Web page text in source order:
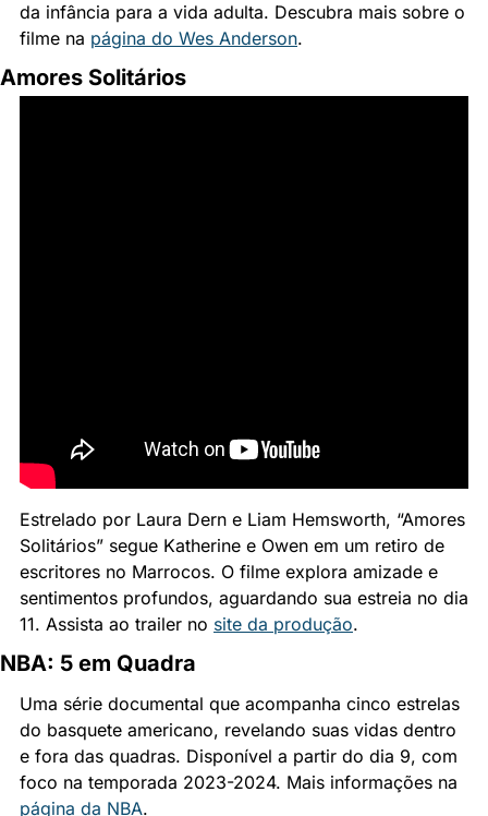
da infância para a vida adulta. Descubra mais sobre o
filme na página do Wes Anderson.
Amores Solitários
Estrelado por Laura Dern e Liam Hemsworth, “Amores
Solitários” segue Katherine e Owen em um retiro de
escritores no Marrocos. O filme explora amizade e
sentimentos profundos, aguardando sua estreia no dia
11. Assista ao trailer no site da produção.
NBA: 5 em Quadra
Uma série documental que acompanha cinco estrelas
do basquete americano, revelando suas vidas dentro
e fora das quadras. Disponível a partir do dia 9, com
página da NBA.